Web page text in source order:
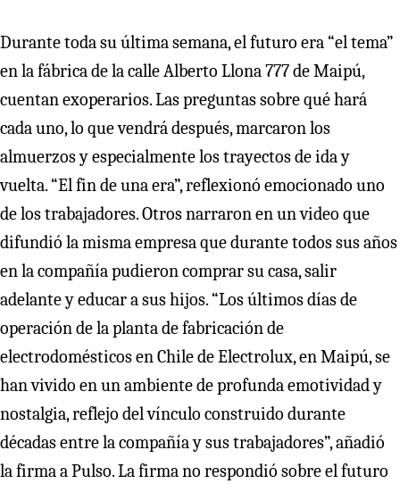
Durante toda su última semana, el futuro era “el tema”
en la fábrica de la calle Alberto Llona 777 de Maipú,
cuentan exoperarios. Las preguntas sobre qué hará
cada uno, lo que vendrá después, marcaron los
almuerzos y especialmente los trayectos de ida y
vuelta. “El fin de una era”, reflexionó emocionado uno
de los trabajadores. Otros narraron en un video que
difundió la misma empresa que durante todos sus años
en la compañía pudieron comprar su casa, salir
adelante y educar a sus hijos. “Los últimos días de
operación de la planta de fabricación de
electrodomésticos en Chile de Electrolux, en Maipú, se
han vivido en un ambiente de profunda emotividad y
nostalgia, reflejo del vínculo construido durante
décadas entre la compañía y sus trabajadores”, añadió
la firma a Pulso. La firma no respondió sobre el futuro